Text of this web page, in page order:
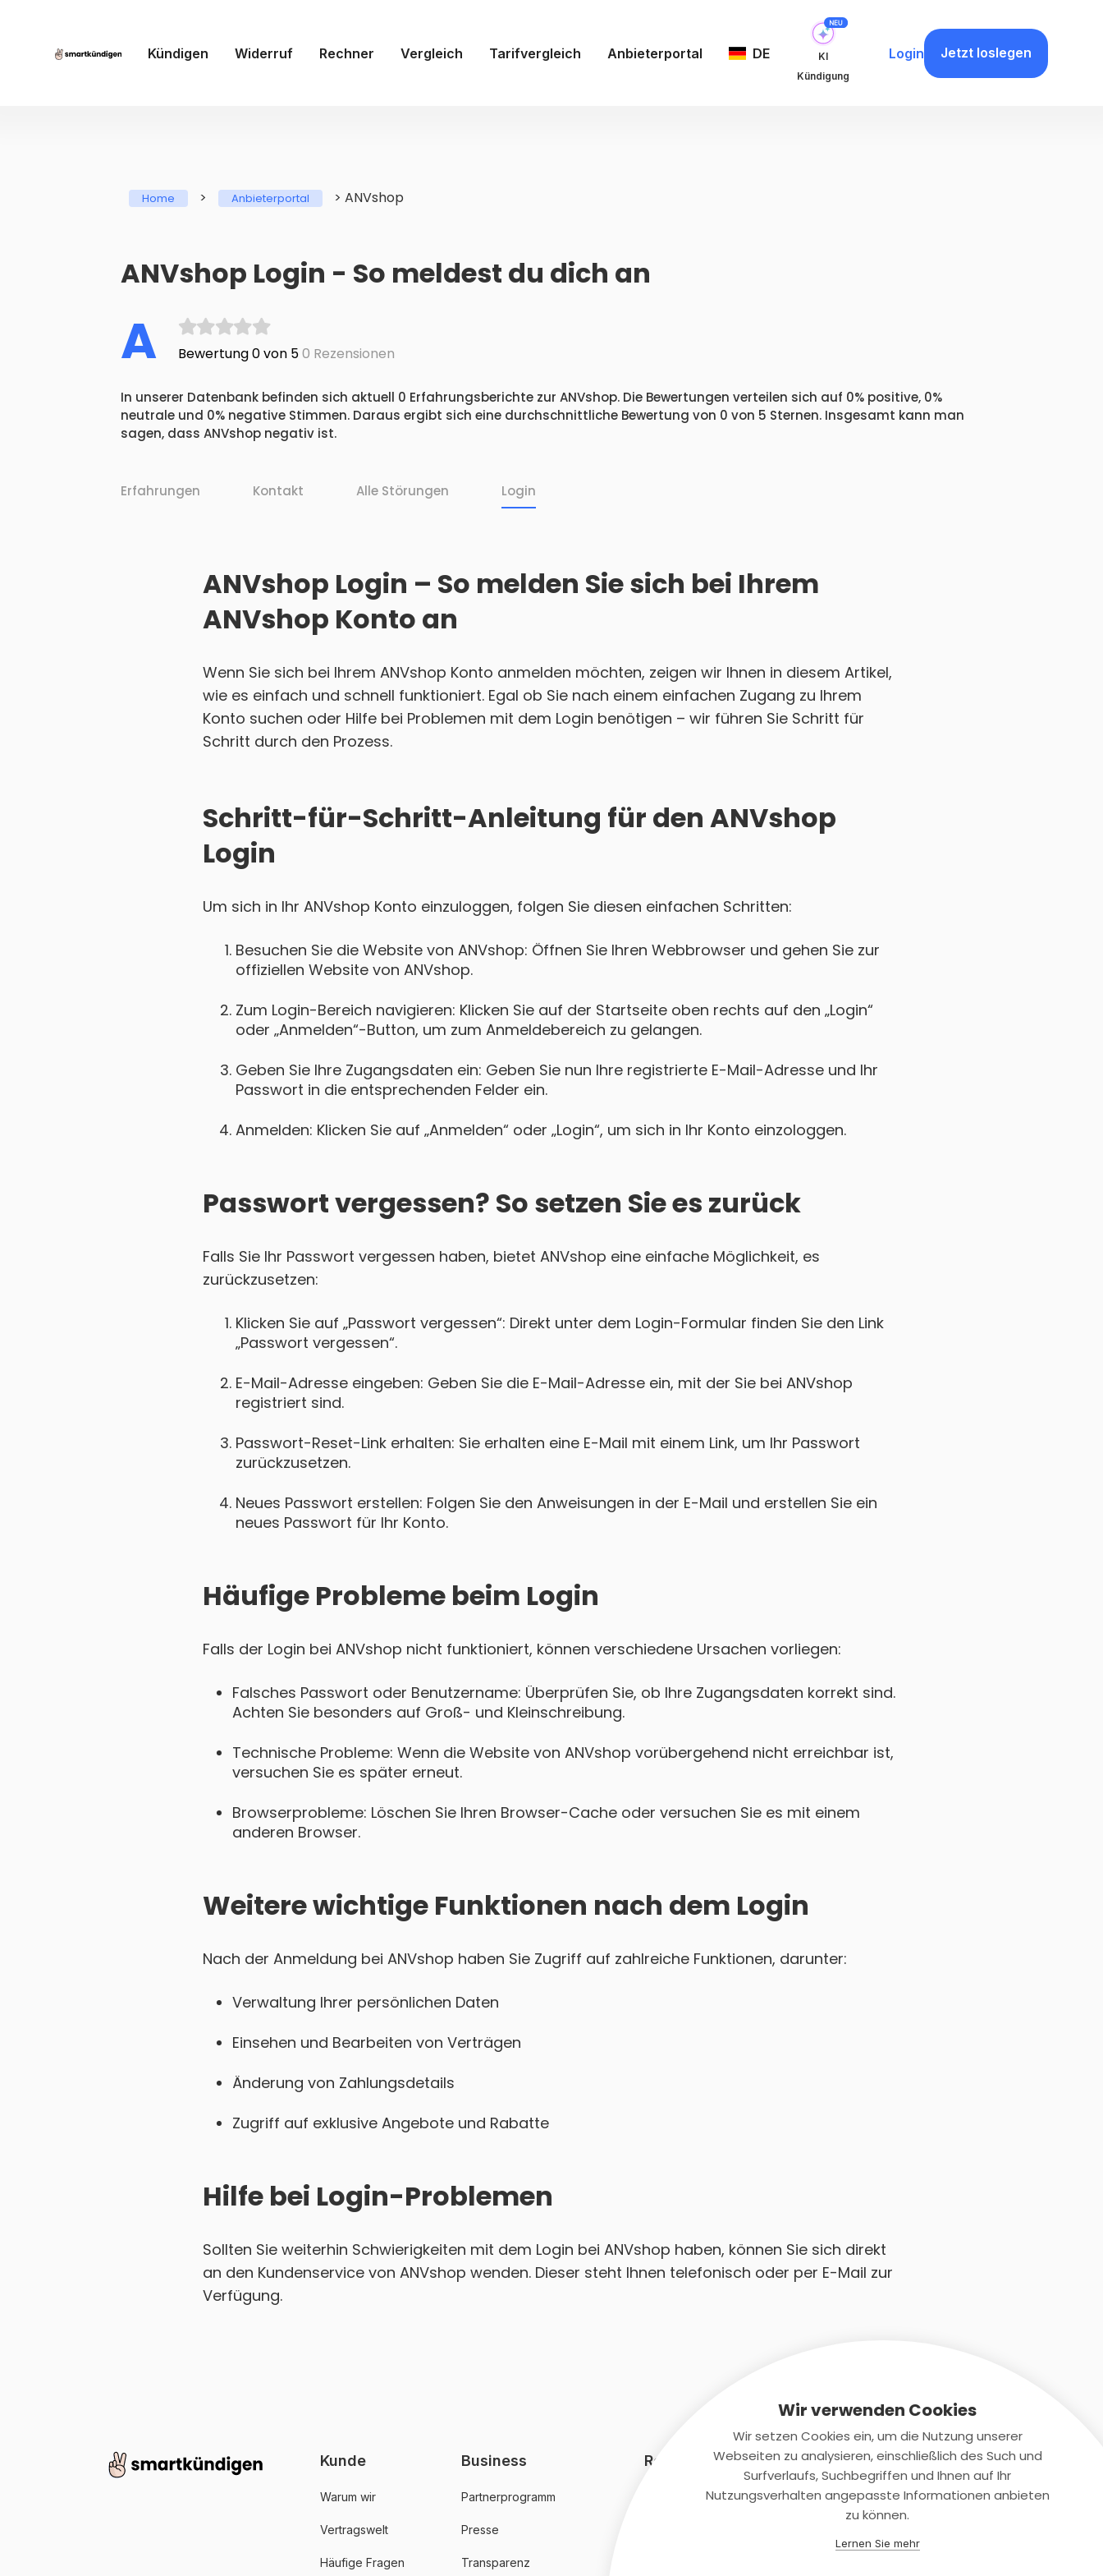
Kündigen Widerruf Rechner Vergleich Tarifvergleich Anbieterportal DE
KI
Kündigung
Login Jetzt loslegen
Home > Anbieterportal > ANVshop
ANVshop Login - So meldest du dich an
A Bewertung 0 von 50 Rezensionen
In unserer Datenbank befinden sich aktuell 0 Erfahrungsberichte zur ANVshop. Die Bewertungen verteilen sich auf 0% positive, 0%
neutrale und 0% negative Stimmen. Daraus ergibt sich eine durchschnittliche Bewertung von 0 von 5 Sternen. Insgesamt kann man
sagen, dass ANVshop negativ ist.
Erfahrungen Kontakt Alle Störungen Login
ANVshop Login – So melden Sie sich bei Ihrem
ANVshop Konto an
Wenn Sie sich bei Ihrem ANVshop Konto anmelden möchten, zeigen wir Ihnen in diesem Artikel,
wie es einfach und schnell funktioniert. Egal ob Sie nach einem einfachen Zugang zu Ihrem
Konto suchen oder Hilfe bei Problemen mit dem Login benötigen – wir führen Sie Schritt für
Schritt durch den Prozess.
Schritt-für-Schritt-Anleitung für den ANVshop
Login
Um sich in Ihr ANVshop Konto einzuloggen, folgen Sie diesen einfachen Schritten:
Besuchen Sie die Website von ANVshop: Öffnen Sie Ihren Webbrowser und gehen Sie zur
offiziellen Website von ANVshop.
Zum Login-Bereich navigieren: Klicken Sie auf der Startseite oben rechts auf den „Login“
oder „Anmelden“-Button, um zum Anmeldebereich zu gelangen.
Geben Sie Ihre Zugangsdaten ein: Geben Sie nun Ihre registrierte E-Mail-Adresse und Ihr
Passwort in die entsprechenden Felder ein.
Anmelden: Klicken Sie auf „Anmelden“ oder „Login“, um sich in Ihr Konto einzologgen.
Passwort vergessen? So setzen Sie es zurück
Falls Sie Ihr Passwort vergessen haben, bietet ANVshop eine einfache Möglichkeit, es
zurückzusetzen:
Klicken Sie auf „Passwort vergessen“: Direkt unter dem Login-Formular finden Sie den Link
„Passwort vergessen“.
E-Mail-Adresse eingeben: Geben Sie die E-Mail-Adresse ein, mit der Sie bei ANVshop
registriert sind.
Passwort-Reset-Link erhalten: Sie erhalten eine E-Mail mit einem Link, um Ihr Passwort
zurückzusetzen.
Neues Passwort erstellen: Folgen Sie den Anweisungen in der E-Mail und erstellen Sie ein
neues Passwort für Ihr Konto.
Häufige Probleme beim Login
Falls der Login bei ANVshop nicht funktioniert, können verschiedene Ursachen vorliegen:
Falsches Passwort oder Benutzername: Überprüfen Sie, ob Ihre Zugangsdaten korrekt sind.
Achten Sie besonders auf Groß- und Kleinschreibung.
Technische Probleme: Wenn die Website von ANVshop vorübergehend nicht erreichbar ist,
versuchen Sie es später erneut.
Browserprobleme: Löschen Sie Ihren Browser-Cache oder versuchen Sie es mit einem
anderen Browser.
Weitere wichtige Funktionen nach dem Login
Nach der Anmeldung bei ANVshop haben Sie Zugriff auf zahlreiche Funktionen, darunter:
Verwaltung Ihrer persönlichen Daten
Einsehen und Bearbeiten von Verträgen
Änderung von Zahlungsdetails
Zugriff auf exklusive Angebote und Rabatte
Hilfe bei Login-Problemen
Sollten Sie weiterhin Schwierigkeiten mit dem Login bei ANVshop haben, können Sie sich direkt
an den Kundenservice von ANVshop wenden. Dieser steht Ihnen telefonisch oder per E-Mail zur
Verfügung.
Kunde
Warum wir
Vertragswelt
Häufige Fragen
Business
Partnerprogramm
Presse
Transparenz
Rechtliches Kontaktiere uns
+(49)2131/708-4280
Wir verwenden Cookies
Wir setzen Cookies ein, um die Nutzung unserer
Webseiten zu analysieren, einschließlich des Such und
Surfverlaufs, Suchbegriffen und Ihnen auf Ihr
Nutzungsverhalten angepasste Informationen anbieten
zu können.
Lernen Sie mehr